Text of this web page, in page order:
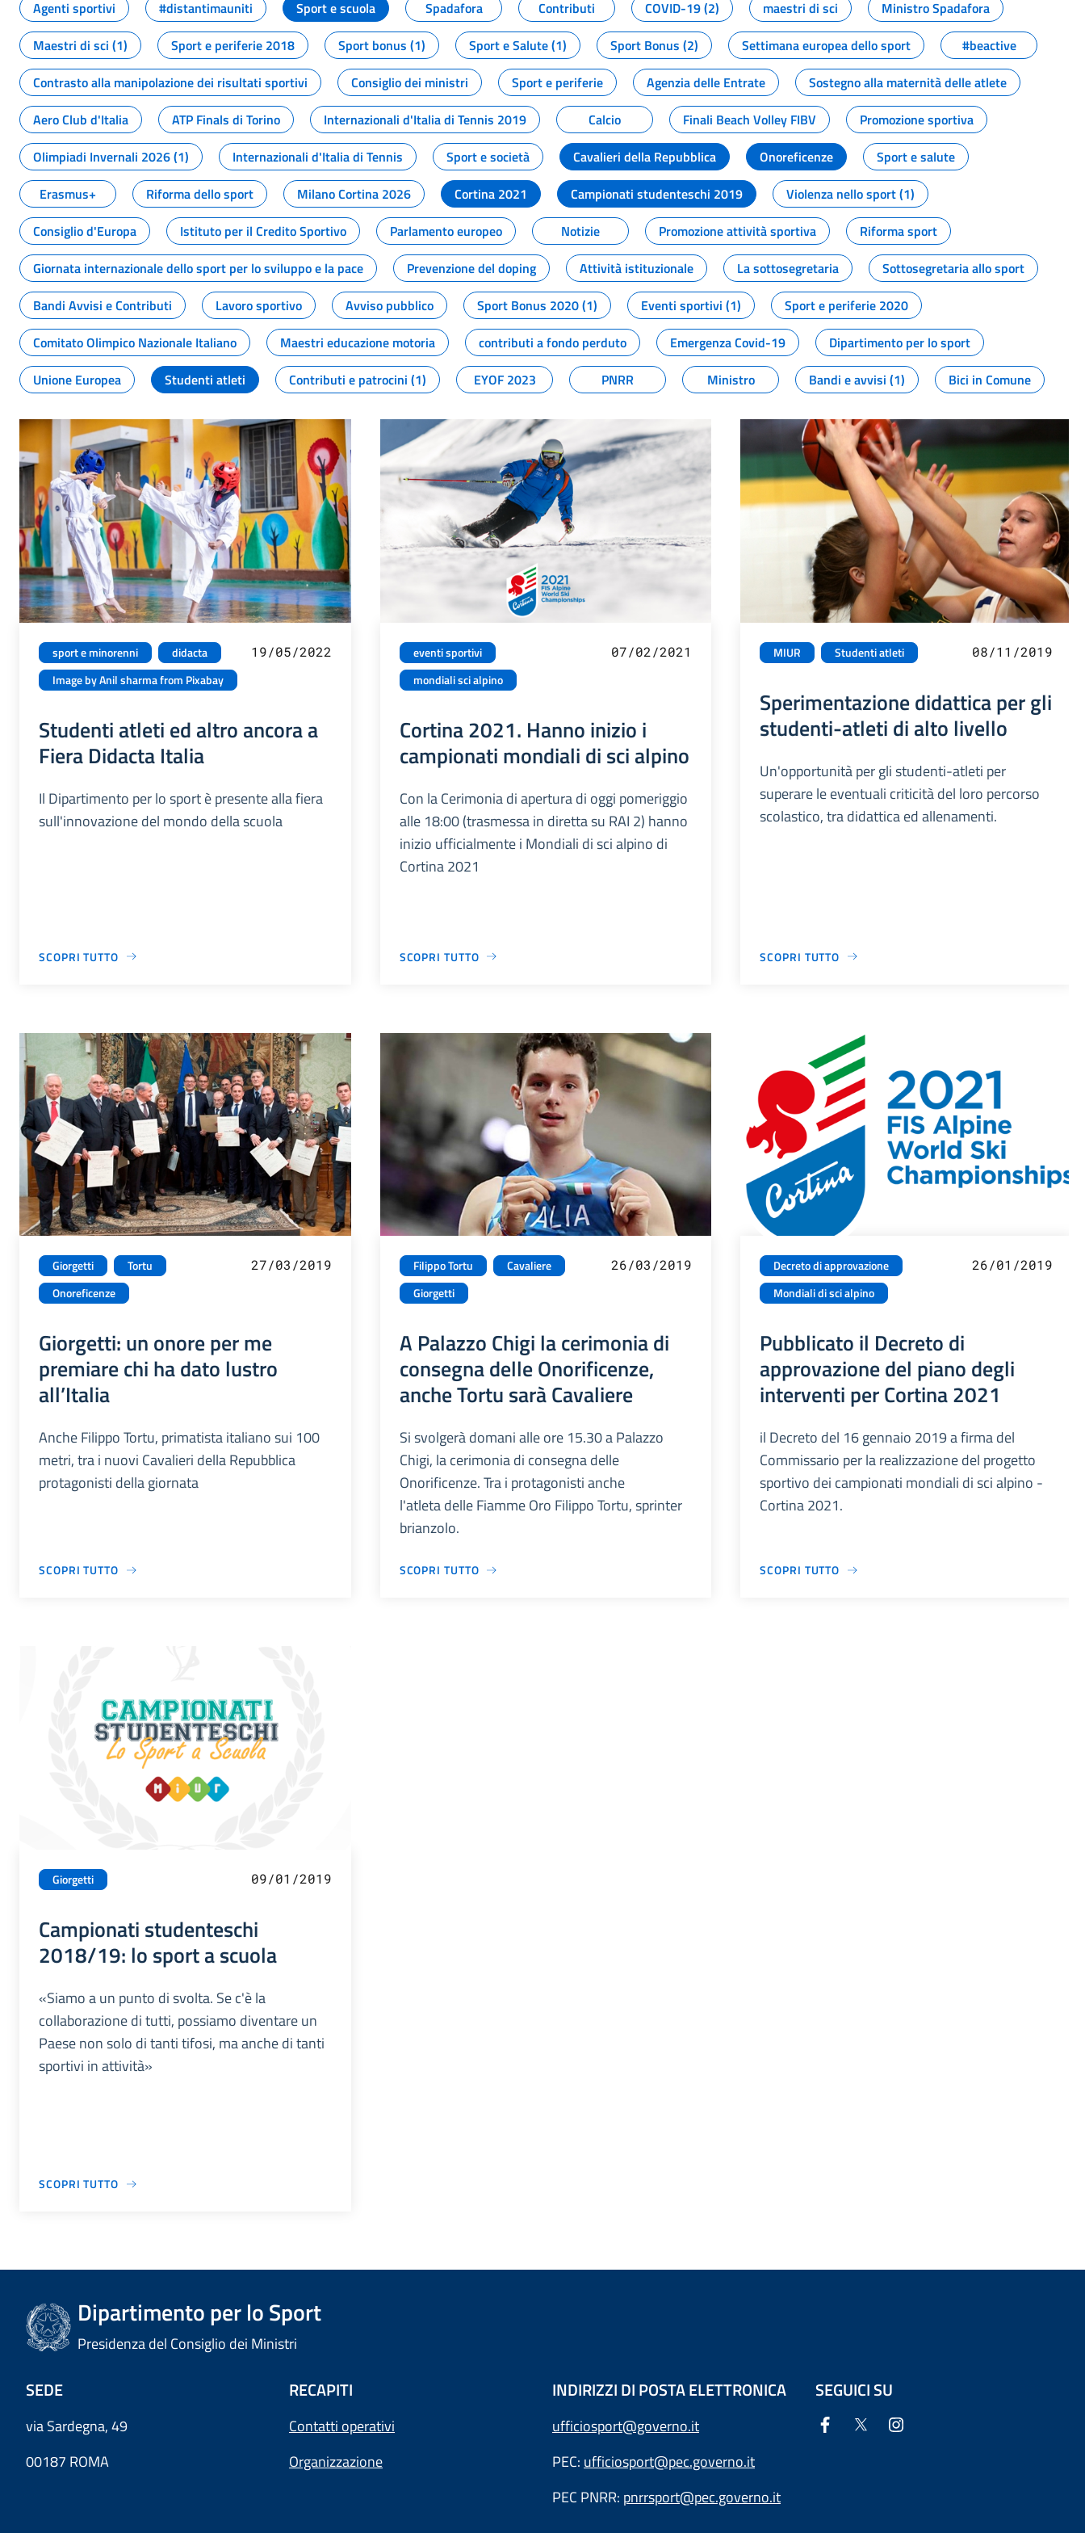
Agenti sportivi
#distantimauniti Sport e scuola Spadafora Contributi COVID-19 (2) maestri di sci
Ministro Spadafora
Maestri di sci (1)
Sport e periferie 2018 Sport bonus (1) Sport e Salute (1) Sport Bonus (2) Settimana europea dello sport
#beactive
Contrasto alla manipolazione dei risultati sportivi
Consiglio dei ministri Sport e periferie Agenzia delle Entrate
Sostegno alla maternità delle atlete
Aero Club d'Italia
ATP Finals di Torino Internazionali d'Italia di Tennis 2019 Calcio Finali Beach Volley FIBV
Promozione sportiva
Olimpiadi Invernali 2026 (1)
Internazionali d'Italia di Tennis Sport e società Cavalieri della Repubblica Onoreficenze
Sport e salute
Erasmus+
Riforma dello sport Milano Cortina 2026 Cortina 2021 Campionati studenteschi 2019
Violenza nello sport (1)
Consiglio d'Europa
Istituto per il Credito Sportivo Parlamento europeo Notizie Promozione attività sportiva
Riforma sport
Giornata internazionale dello sport per lo sviluppo e la pace
Prevenzione del doping Attività istituzionale La sottosegretaria
Sottosegretaria allo sport
Bandi Avvisi e Contributi
Lavoro sportivo Avviso pubblico Sport Bonus 2020 (1) Eventi sportivi (1)
Sport e periferie 2020
Comitato Olimpico Nazionale Italiano
Maestri educazione motoria contributi a fondo perduto Emergenza Covid-19
Dipartimento per lo sport
Unione Europea
Studenti atleti Contributi e patrocini (1) EYOF 2023 PNRR Ministro Bandi e avvisi (1) Bici in Comune
sport e minorenni
didacta
Image by Anil sharma from Pixabay
19/05/2022
Studenti atleti ed altro ancora a
Fiera Didacta Italia
Il Dipartimento per lo sport è presente alla fiera
sull'innovazione del mondo della scuola
SCOPRI TUTTO
eventi sportivi
mondiali sci alpino
07/02/2021
Cortina 2021. Hanno inizio i
campionati mondiali di sci alpino
Con la Cerimonia di apertura di oggi pomeriggio
alle 18:00 (trasmessa in diretta su RAI 2) hanno
inizio ufficialmente i Mondiali di sci alpino di
Cortina 2021
SCOPRI TUTTO
MIUR Studenti atleti 08/11/2019
Sperimentazione didattica per gli
studenti-atleti di alto livello
Un'opportunità per gli studenti-atleti per
superare le eventuali criticità del loro percorso
scolastico, tra didattica ed allenamenti.
SCOPRI TUTTO
Giorgetti
Tortu
Onoreficenze
27/03/2019
Giorgetti: un onore per me
premiare chi ha dato lustro
all’Italia
Anche Filippo Tortu, primatista italiano sui 100
metri, tra i nuovi Cavalieri della Repubblica
protagonisti della giornata
SCOPRI TUTTO
Filippo Tortu
Cavaliere
Giorgetti
26/03/2019
A Palazzo Chigi la cerimonia di
consegna delle Onorificenze,
anche Tortu sarà Cavaliere
Si svolgerà domani alle ore 15.30 a Palazzo
Chigi, la cerimonia di consegna delle
Onorificenze. Tra i protagonisti anche
l'atleta delle Fiamme Oro Filippo Tortu, sprinter
brianzolo.
SCOPRI TUTTO
Decreto di approvazione
Mondiali di sci alpino
26/01/2019
Pubblicato il Decreto di
approvazione del piano degli
interventi per Cortina 2021
il Decreto del 16 gennaio 2019 a firma del
Commissario per la realizzazione del progetto
sportivo dei campionati mondiali di sci alpino -
Cortina 2021.
SCOPRI TUTTO
Giorgetti 09/01/2019
Campionati studenteschi
2018/19: lo sport a scuola
«Siamo a un punto di svolta. Se c'è la
collaborazione di tutti, possiamo diventare un
Paese non solo di tanti tifosi, ma anche di tanti
sportivi in attività»
SCOPRI TUTTO
Dipartimento per lo Sport
Presidenza del Consiglio dei Ministri
SEDE
via Sardegna, 49
00187 ROMA
RECAPITI
Contatti operativi
Organizzazione
INDIRIZZI DI POSTA ELETTRONICA
ufficiosport@governo.it
PEC: ufficiosport@pec.governo.it
PEC PNRR: pnrrsport@pec.governo.it
SEGUICI SU